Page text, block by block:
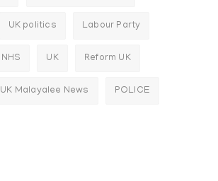
UK politics Labour Party
NHS UK Reform UK
UK Malayalee News POLICE